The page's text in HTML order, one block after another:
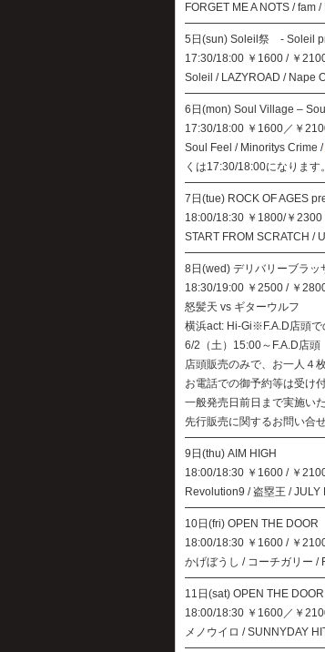
FORGET ME A NOTS / fam
5日(sun) Soleil祭 - Soleil
17:30/18:00 ￥1600 / ￥
Soleil / LAZYROAD / Nape
6日(mon) Soul Village –
17:30/18:00 ￥1600／￥
Soul Feel / Minoritys Crime /
くは17:30/18:00になります。
7日(tue) ROCK OF AGES
18:00/18:30 ￥1800/￥2300
START FROM SCRATCH /
8日(wed) デリバリーブラ
18:30/19:00 ￥2500 / ￥
怒髪天 vs ギターウルフ
横浜act: Hi-Gi※F.A.D店頭で
6/2（土）15:00～F.A.D店頭
店頭販売のみで、お一人４
お電話での御予約等は受け
一般発売日前日まで実施い
先行販売に関するお問い合
9日(thu) AIM HIGH
18:00/18:30 ￥1600 / ￥
Revolution9 / 盗塁王 /
10日(fri) OPEN THE DOOR
18:00/18:30 ￥1600 / ￥
かげぼうし / コーチガリー /
11日(sat) OPEN THE
18:00/18:30 ￥1600／￥
メノウイロ / SUNNYDAY